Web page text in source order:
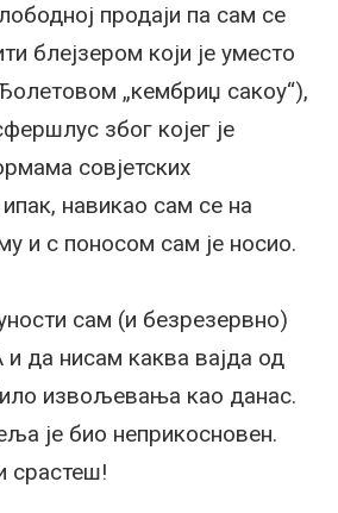
продаји па сам се
блејзером који је уместо
„кембриџ сакоу“),
због којег је
совјетских
навикао сам се на
и с поносом сам је носио.
сам (и безрезервно)
да нисам каква вајда од
извољевања као данас.
је био неприкосновен.
срастеш!